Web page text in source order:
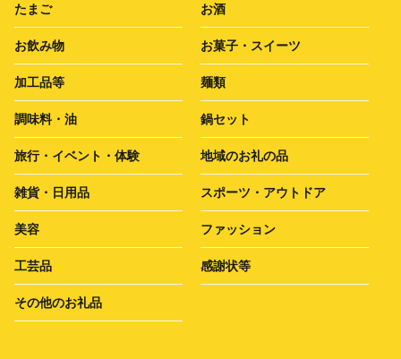
たまご お酒
お飲み物 お菓子・スイーツ
加工品等 麺類
調味料・油 鍋セット
旅行・イベント・体験 地域のお礼の品
雑貨・日用品 スポーツ・アウトドア
美容 ファッション
工芸品 感謝状等
その他のお礼品